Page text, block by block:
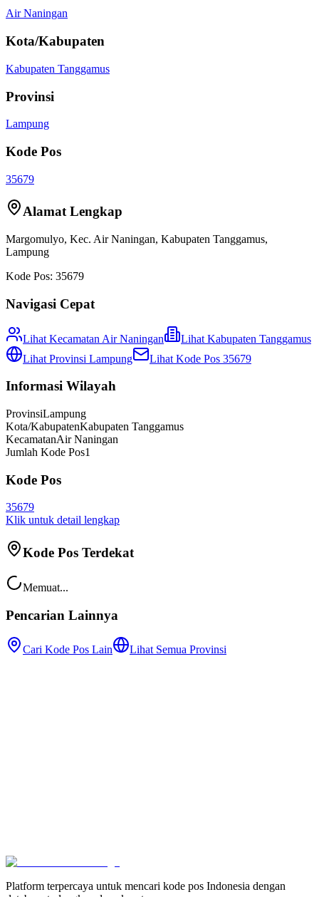
Air Naningan
Kota/Kabupaten
Kabupaten Tanggamus
Provinsi
Lampung
Kode Pos
35679
Alamat Lengkap
Margomulyo, Kec. Air Naningan, Kabupaten Tanggamus,
Lampung
Kode Pos: 35679
Navigasi Cepat
Lihat Kecamatan Air Naningan Lihat Kabupaten Tanggamus
Lihat Provinsi Lampung Lihat Kode Pos 35679
Informasi Wilayah
ProvinsiLampung
Kota/KabupatenKabupaten Tanggamus
KecamatanAir Naningan
Jumlah Kode Pos1
Kode Pos
35679
Klik untuk detail lengkap
Kode Pos Terdekat
Memuat...
Pencarian Lainnya
Cari Kode Pos Lain Lihat Semua Provinsi
Platform terpercaya untuk mencari kode pos Indonesia dengan